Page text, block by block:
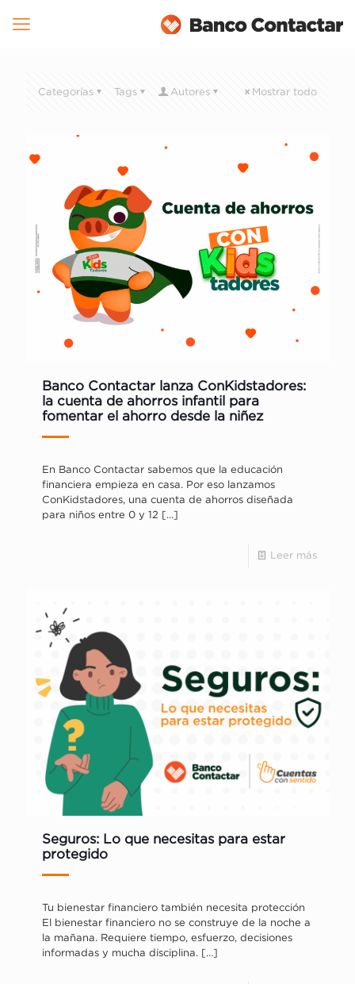
Categorías Tags Autores Mostrar todo
Banco Contactar lanza ConKidstadores:
la cuenta de ahorros infantil para
fomentar el ahorro desde la niñez
En Banco Contactar sabemos que la educación
financiera empieza en casa. Por eso lanzamos
ConKidstadores, una cuenta de ahorros diseñada
para niños entre 0 y 12 […]
Leer más
Seguros: Lo que necesitas para estar
protegido
Tu bienestar financiero también necesita protección
El bienestar financiero no se construye de la noche a
la mañana. Requiere tiempo, esfuerzo, decisiones
informadas y mucha disciplina. […]